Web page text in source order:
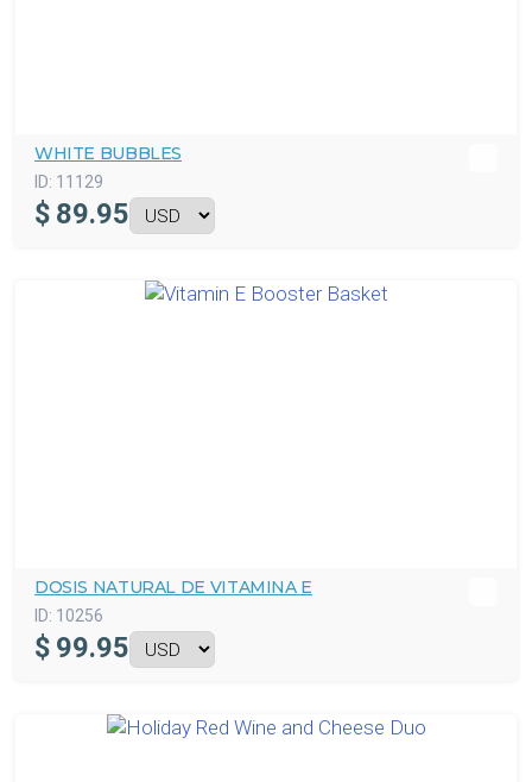
WHITE BUBBLES
ID: 11129
$ 89.95
DOSIS NATURAL DE VITAMINA E
ID: 10256
$ 99.95